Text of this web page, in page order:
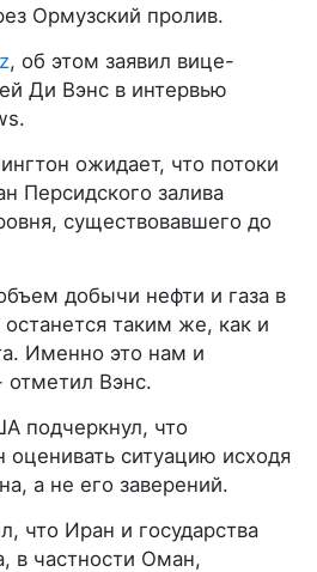
Ормузский пролив.
, об этом заявил вице-
Ди Вэнс в интервью
ожидает, что потоки
Персидского залива
существовавшего до
добычи нефти и газа в
таким же, как и
Именно это нам и
Вэнс.
подчеркнул, что
ситуацию исходя
а не его заверений.
что Иран и государства
в частности Оман,